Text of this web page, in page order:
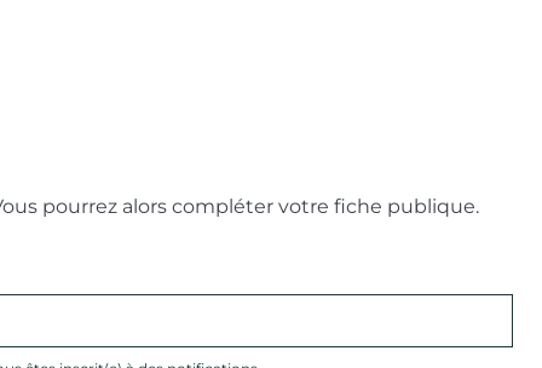
pourrez alors compléter votre fiche publique.